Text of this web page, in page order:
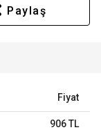
Paylaş
Fiyat
906 TL